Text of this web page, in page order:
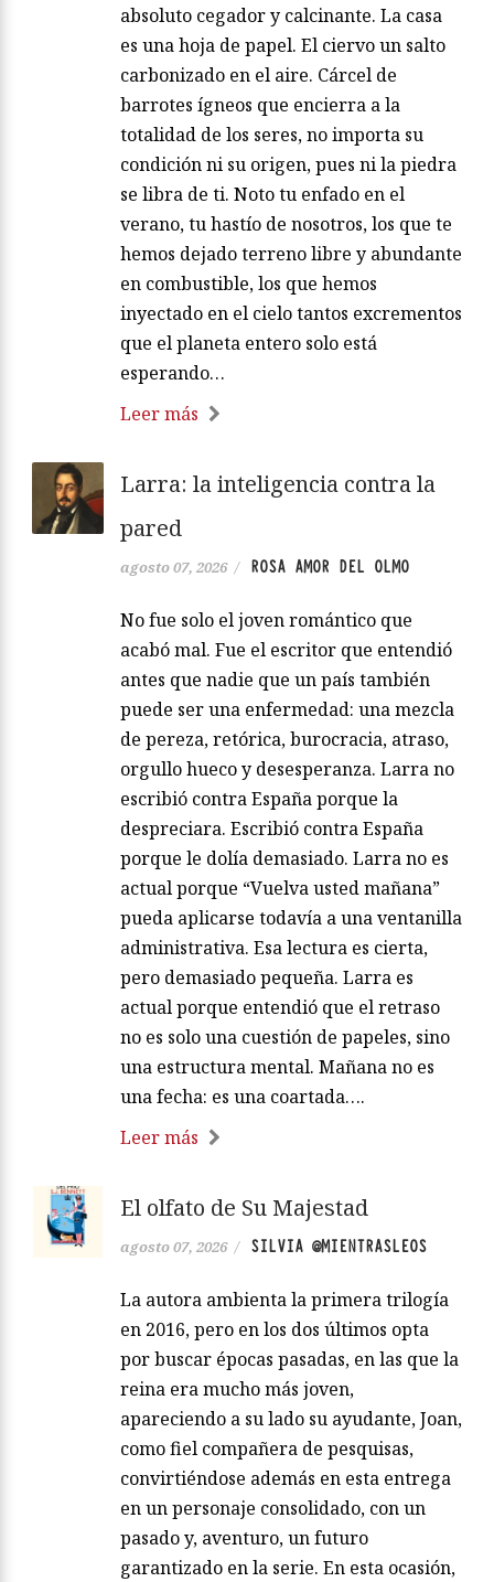
absoluto cegador y calcinante. La casa
es una hoja de papel. El ciervo un salto
carbonizado en el aire. Cárcel de
barrotes ígneos que encierra a la
totalidad de los seres, no importa su
condición ni su origen, pues ni la piedra
se libra de ti. Noto tu enfado en el
verano, tu hastío de nosotros, los que te
hemos dejado terreno libre y abundante
en combustible, los que hemos
inyectado en el cielo tantos excrementos
que el planeta entero solo está
esperando…
Leer más
Larra: la inteligencia contra la
pared
agosto 07, 2026 / ROSA AMOR DEL OLMO
No fue solo el joven romántico que
acabó mal. Fue el escritor que entendió
antes que nadie que un país también
puede ser una enfermedad: una mezcla
de pereza, retórica, burocracia, atraso,
orgullo hueco y desesperanza. Larra no
escribió contra España porque la
despreciara. Escribió contra España
porque le dolía demasiado. Larra no es
actual porque “Vuelva usted mañana”
pueda aplicarse todavía a una ventanilla
administrativa. Esa lectura es cierta,
pero demasiado pequeña. Larra es
actual porque entendió que el retraso
no es solo una cuestión de papeles, sino
una estructura mental. Mañana no es
una fecha: es una coartada….
Leer más
El olfato de Su Majestad
agosto 07, 2026 / SILVIA @MIENTRASLEOS
La autora ambienta la primera trilogía
en 2016, pero en los dos últimos opta
por buscar épocas pasadas, en las que la
reina era mucho más joven,
apareciendo a su lado su ayudante, Joan,
como fiel compañera de pesquisas,
convirtiéndose además en esta entrega
en un personaje consolidado, con un
pasado y, aventuro, un futuro
garantizado en la serie. En esta ocasión,